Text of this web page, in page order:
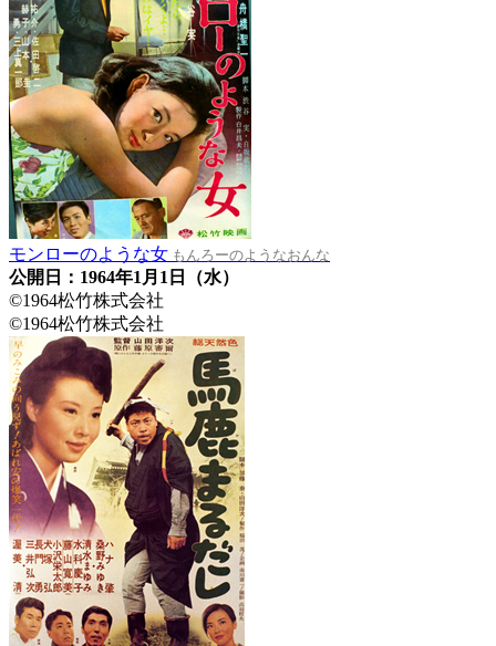
モンローのような女 もんろーのようなおんな
公開日：1964年1月1日（水）
©1964松竹株式会社
©1964松竹株式会社